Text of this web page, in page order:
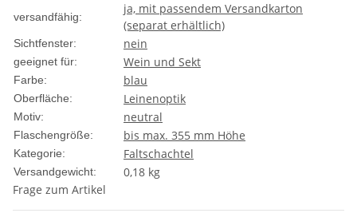
versandfähig:
ja, mit passendem Versandkarton
(separat erhältlich)
Sichtfenster: nein
geeignet für: Wein und Sekt
Farbe: blau
Oberfläche: Leinenoptik
Motiv: neutral
Flaschengröße: bis max. 355 mm Höhe
Kategorie: Faltschachtel
Versandgewicht:
0,18 kg
Frage zum Artikel